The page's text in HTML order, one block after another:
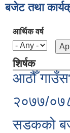
बजेट तथा
आर्थिक वर्ष
शिर्षक
आठौँ
२०७७/
सडकको